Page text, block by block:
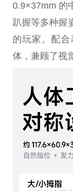
0.9×37mm 的
趴握等多种握
的玩家。配
体，兼顾了视